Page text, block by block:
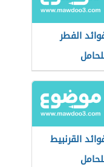
الفطر
القرنبيط